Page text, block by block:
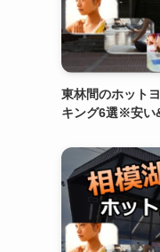
東林間のホット
キング6選※安い